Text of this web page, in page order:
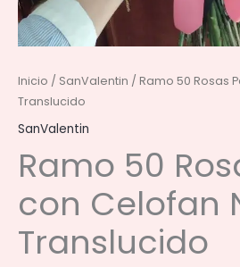
Inicio / SanValentin / Ramo 50 Rosas
Translucido
SanValentin
Ramo 50
con Celofan
Translucido